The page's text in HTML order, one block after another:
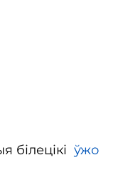
білецікі ўжо